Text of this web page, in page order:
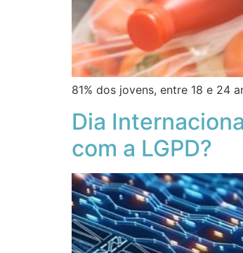
81% dos jovens, entre 18 e 24
Dia
com a LGPD?